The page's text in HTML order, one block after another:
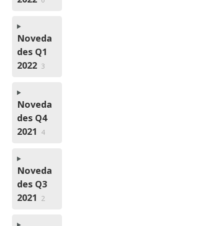
Noveda
des Q1
2022 3
Noveda
des Q4
2021 4
Noveda
des Q3
2021 2